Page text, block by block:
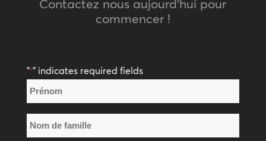
Contactez nous aujourd’hui pour
commencer !
"*" indicates required fields
Nom
*
Prénom